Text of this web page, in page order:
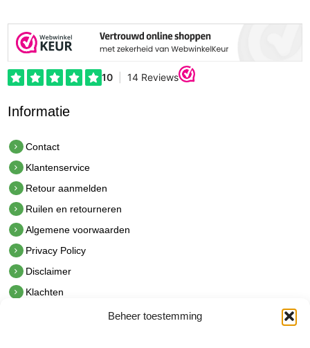
Beheer toestemming
Informatie
Contact
Klantenservice
Retour aanmelden
Ruilen en retourneren
Algemene voorwaarden
Privacy Policy
Disclaimer
Klachten